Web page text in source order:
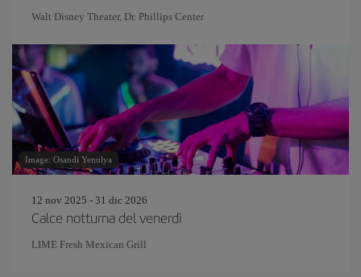
Walt Disney Theater, Dr. Phillips Center
Image: Osandi Yenulya
12 nov 2025 - 31 dic 2026
Calce notturna del venerdì
LIME Fresh Mexican Grill